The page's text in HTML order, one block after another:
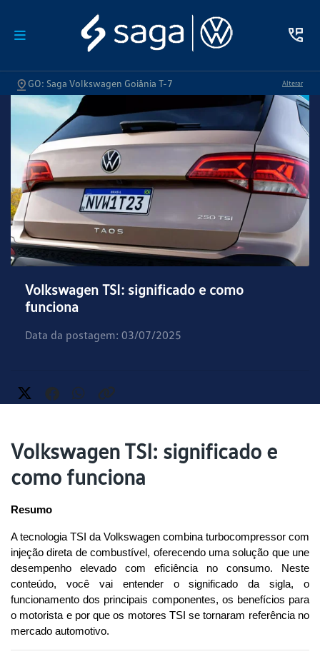
GO: Saga Volkswagen Goiânia T-7 Alterar
Volkswagen TSI: significado e como
funciona
Data da postagem: 03/07/2025
Volkswagen TSI: significado e
como funciona
Resumo
A tecnologia TSI da Volkswagen combina turbocompressor com
injeção direta de combustível, oferecendo uma solução que une
desempenho elevado com eficiência no consumo. Neste
conteúdo, você vai entender o significado da sigla, o
funcionamento dos principais componentes, os benefícios para
o motorista e por que os motores TSI se tornaram referência no
mercado automotivo.